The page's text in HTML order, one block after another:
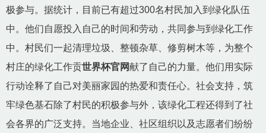
极参与。据统计，目前已有超过300名村民加入到绿化队伍
中。他们自愿投入自己的时间和劳动，共同参与到绿化工作
中。村民们一起清理垃圾、整顿杂草、修剪树木等，为整个
村庄的绿化工作贡世界杯官网献了自己的力量。他们用实际
行动诠释了自己对美丽家园的热爱和责任心。社会支持，筑
牢绿色基石除了村民的积极参与外，该绿化工程还得到了社
会各界的广泛支持。当地企业、社区组织以及志愿者们纷纷